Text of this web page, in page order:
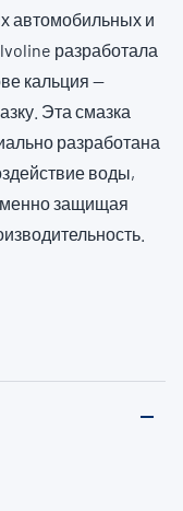
автомобильных и
разработала
кальция —
Эта смазка
разработана
воды,
защищая